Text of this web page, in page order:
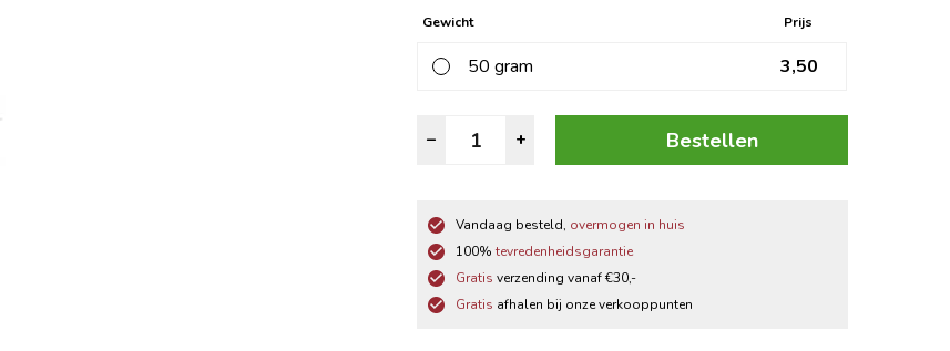
Gewicht Prijs
50 gram 3,50
–
Vlees
Kruiden
+ Bestellen
Vandaag besteld, overmogen in huis
100%tevredenheidsgarantie
Gratis verzending vanaf €30,-
Gratis afhalen bij onze verkooppunten